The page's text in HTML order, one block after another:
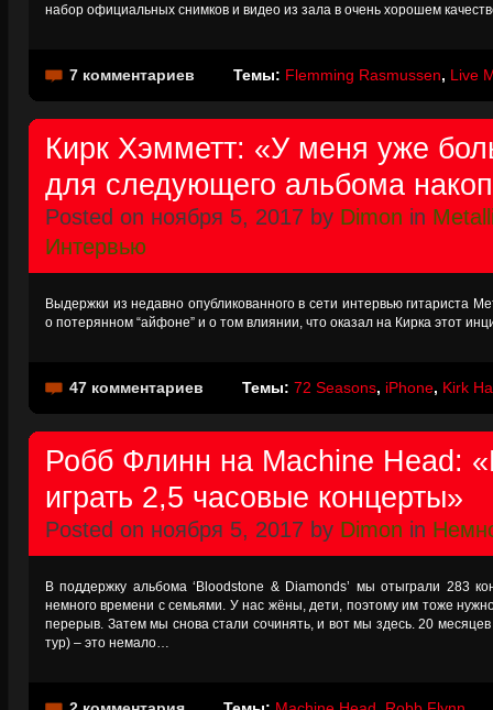
набор официальных снимков и видео из зала в очень хорошем
7 комментариев Темы: Flemming Rasmussen, Live
Кирк Хэмметт: «У меня уже
для следующего альбома
Posted on ноября 5, 2017 by Dimon in
Интервью
Выдержки из недавно опубликованного в сети интервью гитариста
о потерянном “айфоне” и о том влиянии, что оказал на Кирка этот
47 комментариев Темы: 72 Seasons, iPhone, Kirk
Робб Флинн на Machine Head:
играть 2,5 часовые концерты»
Posted on ноября 5, 2017 by Dimon in
В поддержку альбома ‘Bloodstone & Diamonds’ мы отыграли 283
немного времени с семьями. У нас жёны, дети, поэтому им тоже
перерыв. Затем мы снова стали сочинять, и вот мы здесь. 20
тур) – это немало…